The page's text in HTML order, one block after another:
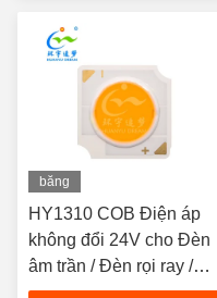
băng
hình
HY1310 COB Điện áp
không đổi 24V cho Đèn
âm trần / Đèn rọi ray /
Đèn chiếu điểm